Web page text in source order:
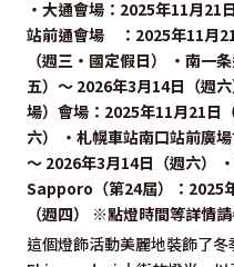
這個燈飾活動美麗地裝飾了
・大通會場：2025年11月21
站前通會場 ：2025年11月
（週三・國定假日） ・南一
五）～ 2026年3月14日（週
場）會場：2025年11月21日
六） ・札幌車站南口站前廣
～ 2026年3月14日（週六）
Sapporo（第24屆）：2025
（週四） ※點燈時間等詳情